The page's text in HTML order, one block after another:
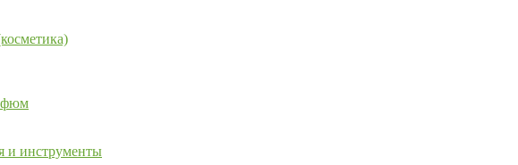
и инструменты